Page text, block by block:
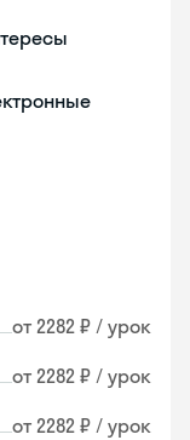
от 2282 ₽ / урок
от 2282 ₽ / урок
от 2282 ₽ / урок